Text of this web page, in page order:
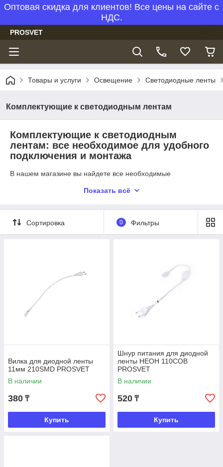
Оптовая скидка для клиентов! Все цены на сайте с
НДС.
PROSVET
Товары и услуги Освещение Светодиодные ленты
Комплектующие к светодиодным лентам
Комплектующие к светодиодным
лентам: все необходимое для удобного
подключения и монтажа
В нашем магазине вы найдете все необходимые
вам быстро и качественно установить и подключить
вилки и шнуры питания для светодиодных лент, которые
идеально подходят для использования с нашими лентами и
Показать всё
Сортировка 0 Фильтры
Вилка для диодной ленты
11мм 210SMD PROSVET
В наличии
380 ₸
Купить
Шнур питания для диодной
ленты НЕОН 110COB
PROSVET
В наличии
520 ₸
Купить